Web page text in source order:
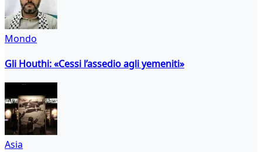
Mondo
Gli Houthi: «Cessi l’assedio agli yemeniti»
Asia